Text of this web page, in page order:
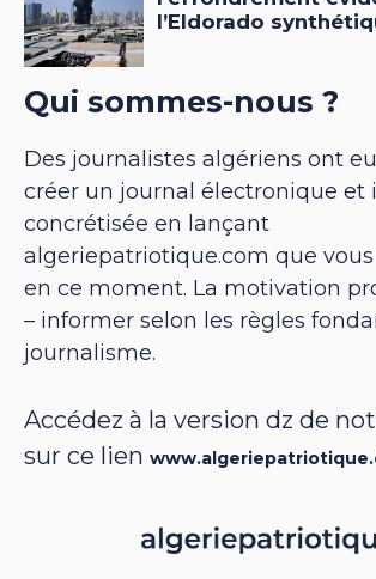
Qui sommes-nous ?
Des journalistes algériens ont
créer un journal électronique et
concrétisée en lançant
algeriepatriotique.com que
en ce moment. La motivation
– informer selon les règles
journalisme.
Accédez à la version dz de
sur ce lien